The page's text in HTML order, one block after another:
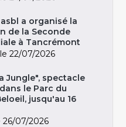
asbl a organisé la
de la Seconde
à Tancrémont
le 22/07/2026
Jungle", spectacle
le Parc du
jusqu'au 16
26/07/2026